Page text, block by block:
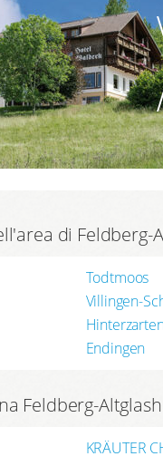
di Feldberg-
Todtmoos
Villingen-
Endingen
Feldberg-
KRÄUTER